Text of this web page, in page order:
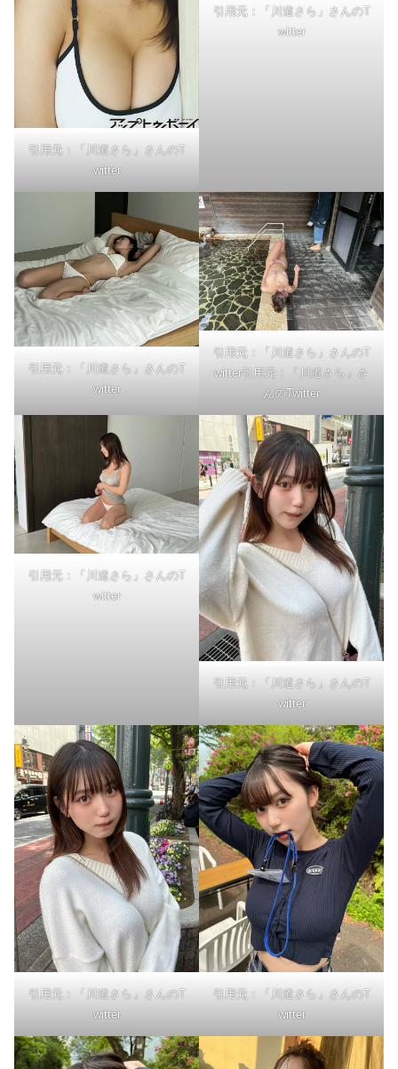
引用元：「川道さら」さんのT
witter
引用元：「川道さら」さんのT
witter
引用元：「川道さら」さんのT
witter
引用元：「川道さら」さんのT
witter引用元：「川道さら」さ
んのTwitter
引用元：「川道さら」さんのT
witter
引用元：「川道さら」さんのT
witter
引用元：「川道さら」さんのT
witter
引用元：「川道さら」さんのT
witter